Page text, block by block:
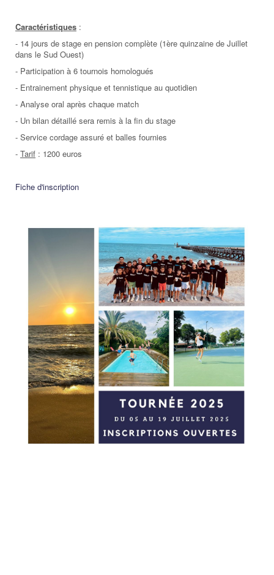
Caractéristiques :
- 14 jours de stage en pension complète (1ère quinzaine de Juillet
dans le Sud Ouest)
- Participation à 6 tournois homologués
- Entrainement physique et tennistique au quotidien
- Analyse oral après chaque match
- Un bilan détaillé sera remis à la fin du stage
- Service cordage assuré et balles fournies
- Tarif : 1200 euros
Fiche d'inscription